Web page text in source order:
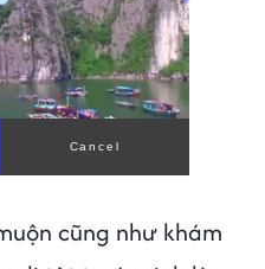
cũng như khám